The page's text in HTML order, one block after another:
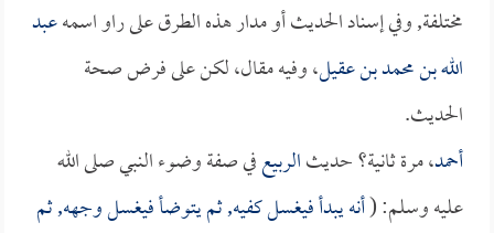
مختلفة, وفي إسناد الحديث أو مدار هذه الطرق على راو اسمهعبد
الله بن محمد بن عقيل، وفيه مقال، لكن على فرض صحة
الحديث.
أحمد، مرة ثانية؟ حديثالربيعفي صفة وضوء النبي صلى الله
عليه وسلم: (أنه يبدأ فيغسل كفيه, ثم يتوضأ فيغسل وجهه, ثم